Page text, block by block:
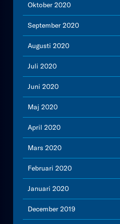
Oktober 2020
September 2020
Augusti 2020
Juli 2020
Juni 2020
Maj 2020
April 2020
Mars 2020
Februari 2020
Januari 2020
December 2019